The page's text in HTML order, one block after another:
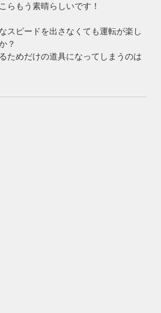
らもう素晴らしいです！
スピードを出さなくても運転が楽し
？
ためだけの道具になってしまうのは